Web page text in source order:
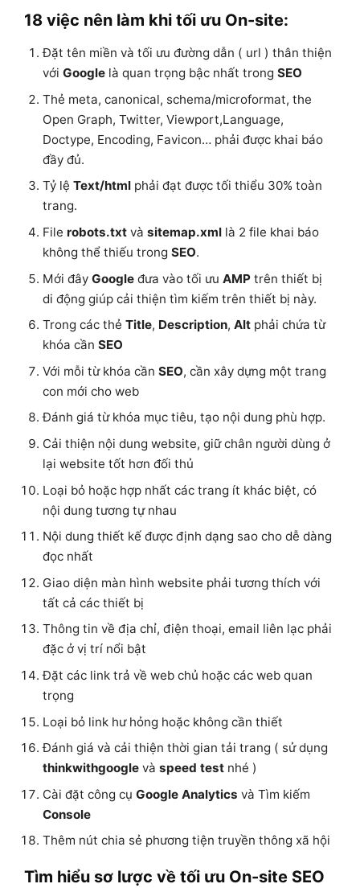
18 việc nên làm khi tối ưu On-site:
Đặt tên miền và tối ưu đường dẫn ( url ) thân thiện
với Googlelà quan trọng bậc nhất trong SEO
Thẻ meta, canonical, schema/microformat, the
Open Graph, Twitter, Viewport,Language,
Doctype, Encoding, Favicon… phải được khai báo
đầy đủ.
Tỷ lệ Text/htmlphải đạt được tối thiểu 30% toàn
trang.
File robots.txtvà sitemap.xmllà 2 file khai báo
không thể thiếu trong SEO.
Mới đây Googleđưa vào tối ưu AMPtrên thiết bị
di động giúp cải thiện tìm kiếm trên thiết bị này.
Trong các thẻ Title, Description, Altphải chứa từ
khóa cần SEO
Với mỗi từ khóa cần SEO, cần xây dựng một trang
con mới cho web
Đánh giá từ khóa mục tiêu, tạo nội dung phù hợp.
Cải thiện nội dung website, giữ chân người dùng ở
lại website tốt hơn đối thủ
Loại bỏ hoặc hợp nhất các trang ít khác biệt, có
nội dung tương tự nhau
Nội dung thiết kế được định dạng sao cho dễ dàng
đọc nhất
Giao diện màn hình website phải tương thích với
tất cả các thiết bị
Thông tin về địa chỉ, điện thoại, email liên lạc phải
đặc ở vị trí nổi bật
Đặt các link trả về web chủ hoặc các web quan
trọng
Loại bỏ link hư hỏng hoặc không cần thiết
Đánh giá và cải thiện thời gian tải trang ( sử dụng
thinkwithgooglevà speed testnhé )
Cài đặt công cụ Google Analytics và Tìm kiếm
Console
Thêm nút chia sẻ phương tiện truyền thông xã hội
Tìm hiểu sơ lược về tối ưu On-site SEO